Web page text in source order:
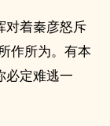
对着秦彦怒斥
作所为。有本
必定难逃一